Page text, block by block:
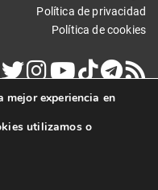
Política de privacidad
Política de cookies
Todos los derechos
experiencia en
utilizamos o